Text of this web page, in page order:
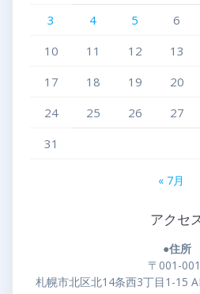
3
4 5 6
10
11 12 13
17
18 19 20
24
25 26 27
31
« 7月
アクセ
●住所
〒001-
札幌市北区北14条西3丁目1-15